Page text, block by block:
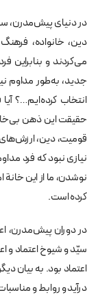
در دنیای پیش‌مدرن،
دین، خانواده،
می‌کردند و بنابراین
جدید، به‌طور مداوم
انتخاب کرده‌ایم…؟
حقیقت این ذهن
قومیت، دین،
نیازی نبود که فرد
نوشدن، ما از این خانة
کرده است.
در دوران پیش‌مدرن،
سیّد و شیوخ اعتماد و
اعتماد بود. به بیان
درآید و روابط و